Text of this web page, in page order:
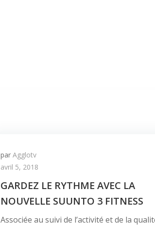
par Agglotv
avril 5, 2018
GARDEZ LE RYTHME AVEC LA
NOUVELLE SUUNTO 3 FITNESS
Associée au suivi de l’activité et de la